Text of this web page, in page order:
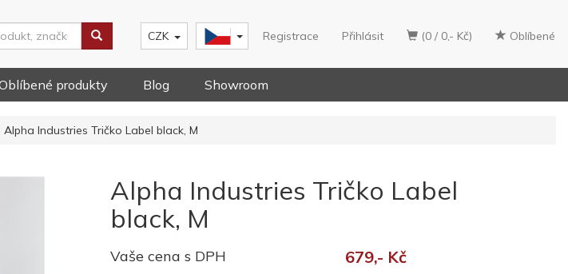
(0 / 0,- Kč) Oblíbené
Registrace Přihlásit
CZK
produkty Blog Showroom
Alpha Industries Tričko Label black, M
Alpha Industries Tričko Label
black, M
Vaše cena s DPH 679,- Kč